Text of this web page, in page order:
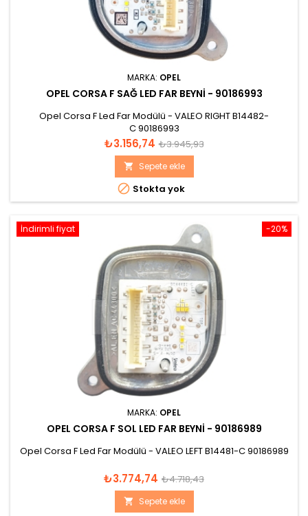
MARKA: OPEL
OPEL CORSA F SAĞ LED FAR BEYNI - 90186993
Opel Corsa F Led Far Modülü - VALEO RIGHT B14482-
C 90186993
Fiyat
₺3.156,74 Normal
fiyat
₺3.945,93
 Sepete ekle
 Stokta yok
-20%
İndirimli fiyat
MARKA: OPEL
OPEL CORSA F SOL LED FAR BEYNI - 90186989
Opel Corsa F Led Far Modülü - VALEO LEFT B14481-C 90186989
Fiyat
₺3.774,74 Normal
fiyat
₺4.718,43
 Sepete ekle